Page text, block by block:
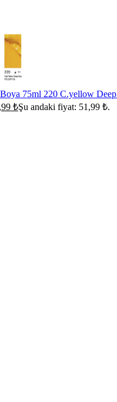
75ml 220 C.yellow Deep
₺Şu andaki fiyat: 51,99 ₺.